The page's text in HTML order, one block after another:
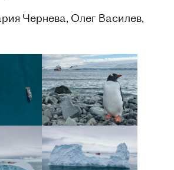
Чернева, Олег Василев,